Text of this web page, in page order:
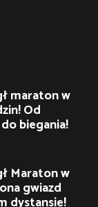
maraton w
Od
biegania!
Maraton w
gwiazd
dystansie!